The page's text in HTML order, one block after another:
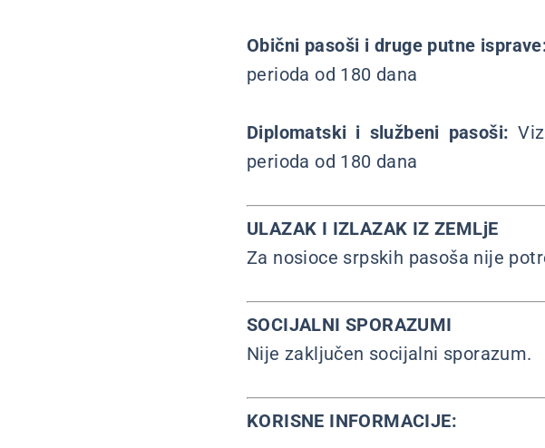
Obični pasoši i druge putne
perioda od 180 dana
Diplomatski i službeni pasoši:
perioda od 180 dana
ULAZAK I IZLAZAK IZ ZEMLjE
Za nosioce srpskih pasoša nije
SOCIJALNI SPORAZUMI
Nije zaključen socijalni sporazum.
KORISNE INFORMACIJE: